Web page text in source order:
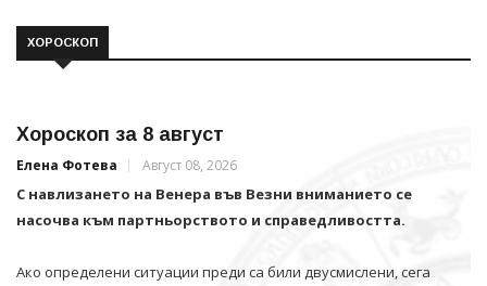
ХОРОСКОП
Хороскоп за 8 август
Елена Фотева Август 08, 2026
С навлизането на Венера във Везни вниманието се
насочва към партньорството и справедливостта.
Ако определени ситуации преди са били двусмислени, сега